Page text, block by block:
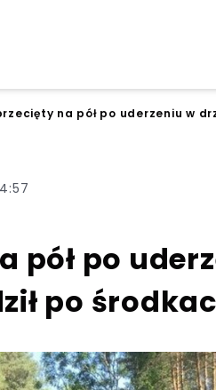
na pół po uderzeniu w
pół po
po